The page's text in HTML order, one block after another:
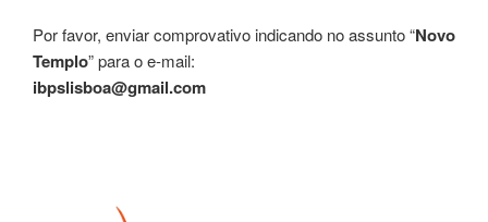
Por favor, enviar comprovativo indicando no assunto “Novo
Templo” para o e-mail:
ibpslisboa@gmail.com